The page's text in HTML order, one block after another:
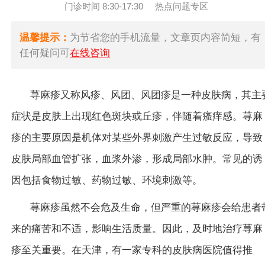
门诊时间 8:30-17:30
热点问题专区
温馨提示： 为节省您的手机流量，文章页内容简短，有
任何疑问可在线咨询
荨麻疹又称风疹、风团、风团疹是一种皮肤病，其主
症状是皮肤上出现红色斑块或丘疹，伴随着瘙痒感。荨麻
疹的主要原因是机体对某些外界刺激产生过敏反应，导致
皮肤局部血管扩张，血浆外渗，形成局部水肿。常见的诱
因包括食物过敏、药物过敏、环境刺激等。
荨麻疹虽然不会危及生命，但严重的荨麻疹会给患者
来的痛苦和不适，影响生活质量。因此，及时地治疗荨麻
疹至关重要。在天津，有一家专科的皮肤病医院值得推